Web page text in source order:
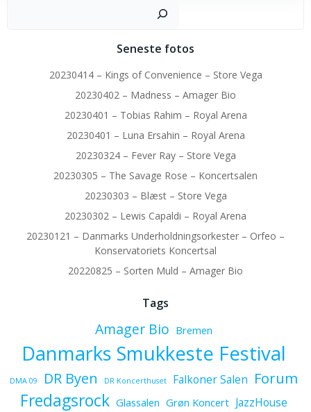
Seneste fotos
20230414 – Kings of Convenience – Store Vega
20230402 – Madness – Amager Bio
20230401 – Tobias Rahim – Royal Arena
20230401 – Luna Ersahin – Royal Arena
20230324 – Fever Ray – Store Vega
20230305 – The Savage Rose – Koncertsalen
20230303 – Blæst – Store Vega
20230302 – Lewis Capaldi – Royal Arena
20230121 – Danmarks Underholdningsorkester – Orfeo –
Konservatoriets Koncertsal
20220825 – Sorten Muld – Amager Bio
Tags
Amager Bio Bremen
Danmarks Smukkeste Festival
DMA 09 DR Byen DR Koncerthuset Falkoner Salen Forum
Fredagsrock Glassalen Grøn Koncert JazzHouse